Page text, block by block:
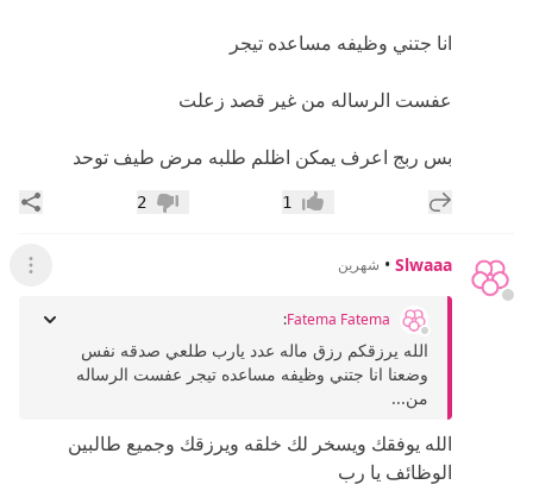
انا جتني وظيفه مساعده تيجر
عفست الرساله من غير قصد زعلت
بس ربج اعرف يمكن اظلم طلبه مرض طيف توحد
إضافة رد جديد إعجاب1 عدم إعجاب
2
Slwaaa
• شهرين عرض
Fatema Fatema
:
الله يرزقكم رزق ماله عدد يارب طلعي صدقه نفس
وضعنا انا جتني وظيفه مساعده تيجر عفست الرساله
من...
الله يوفقك ويسخر لك خلقه ويرزقك وجميع طالبين
الوظائف يا رب